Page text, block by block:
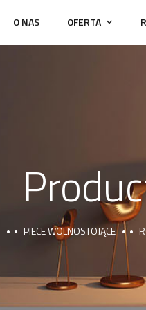
O NAS OFERTA
PIECE WOLNOSTOJĄCE